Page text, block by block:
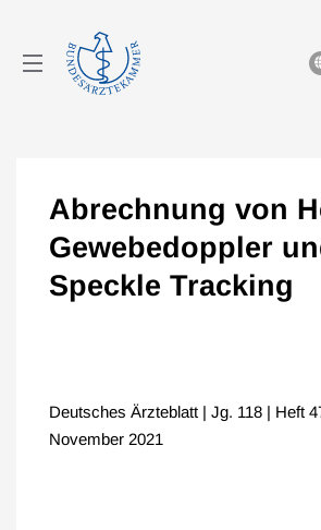
Abrechnung von
Gewebedoppler
Speckle Tracking
Deutsches Ärzteblatt | Jg. 118 | Heft
November 2021